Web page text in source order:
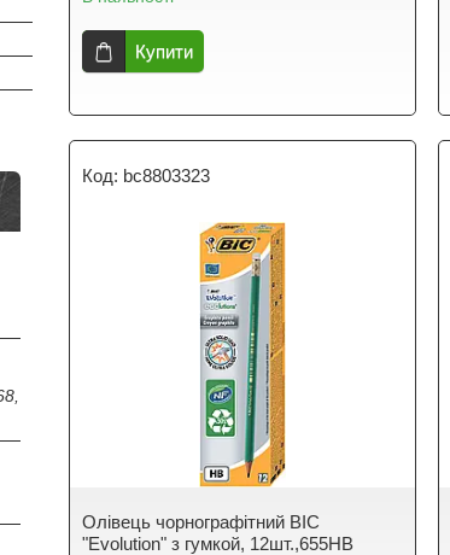
Купити
bc8803323
Олівець чорнографітний BIC
"Evolution" з гумкой, 12шт.,655HB